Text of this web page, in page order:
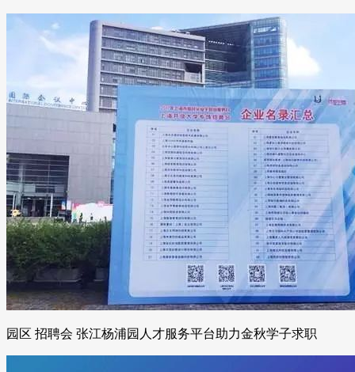
园区 招聘会 张江杨浦园人才服务平台助力金秋学子求职